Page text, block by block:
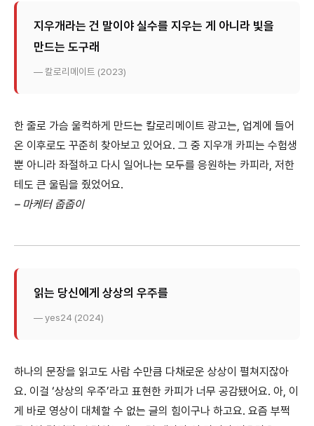
지우개라는 건 말이야 실수를 지우는 게 아니라 빛을
만드는 도구래
— 칼로리메이트 (2023)
한 줄로 가슴 울컥하게 만드는 칼로리메이트 광고는, 업계에 들어
온 이후로도 꾸준히 찾아보고 있어요. 그 중 지우개 카피는 수험생
뿐 아니라 좌절하고 다시 일어나는 모두를 응원하는 카피라, 저한
테도 큰 울림을 줬었어요.
– 마케터 줍줍이
읽는 당신에게 상상의 우주를
— yes24 (2024)
하나의 문장을 읽고도 사람 수만큼 다채로운 상상이 펼쳐지잖아
요. 이걸 ‘상상의 우주’라고 표현한 카피가 너무 공감됐어요. 아, 이
게 바로 영상이 대체할 수 없는 글의 힘이구나 하고요. 요즘 부쩍